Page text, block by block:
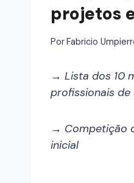
projetos
PorFabricio
→ Lista dos 10
profissionais de
→ Competição
inicial